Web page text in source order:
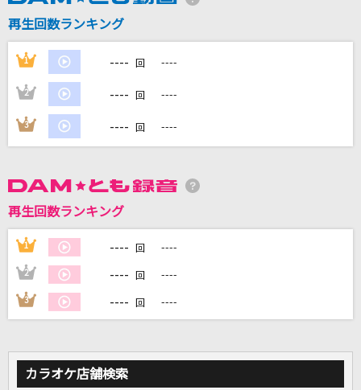
カラオケをもっと楽しもう！
自宅でカラオケ歌い放題！
再生回数ランキング
1 ---- 回 ----
2 ---- 回 ----
3 ---- 回 ----
再生回数ランキング
1 ---- 回 ----
2 ---- 回 ----
3 ---- 回 ----
カラオケ店舗検索